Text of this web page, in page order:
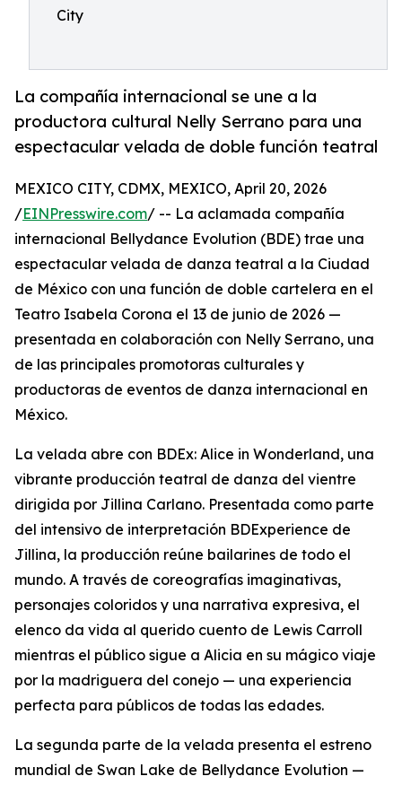
City
La compañía internacional se une a la
productora cultural Nelly Serrano para una
espectacular velada de doble función teatral
MEXICO CITY, CDMX, MEXICO, April 20, 2026
/EINPresswire.com/ -- La aclamada compañía
internacional Bellydance Evolution (BDE) trae una
espectacular velada de danza teatral a la Ciudad
de México con una función de doble cartelera en el
Teatro Isabela Corona el 13 de junio de 2026 —
presentada en colaboración con Nelly Serrano, una
de las principales promotoras culturales y
productoras de eventos de danza internacional en
México.
La velada abre con BDEx: Alice in Wonderland, una
vibrante producción teatral de danza del vientre
dirigida por Jillina Carlano. Presentada como parte
del intensivo de interpretación BDExperience de
Jillina, la producción reúne bailarines de todo el
mundo. A través de coreografías imaginativas,
personajes coloridos y una narrativa expresiva, el
elenco da vida al querido cuento de Lewis Carroll
mientras el público sigue a Alicia en su mágico viaje
por la madriguera del conejo — una experiencia
perfecta para públicos de todas las edades.
La segunda parte de la velada presenta el estreno
mundial de Swan Lake de Bellydance Evolution —